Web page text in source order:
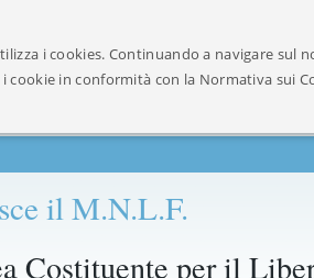
il M.N.L.F.
Costituente per il
i cookies. Continuando a navigare sul
cookie in conformità con la Normativa sui